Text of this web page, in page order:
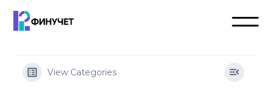
View Categories